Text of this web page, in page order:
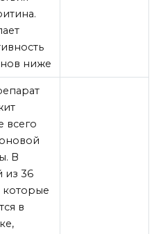
ниже
всего
В
из 36
которые
в